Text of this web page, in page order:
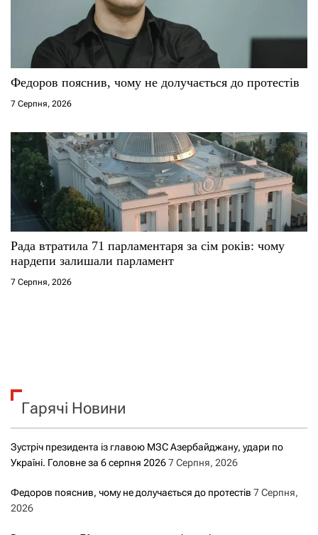
Федоров пояснив, чому не долучається до протестів
7 Серпня, 2026
Рада втратила 71 парламентаря за сім років: чому
нардепи залишали парламент
7 Серпня, 2026
Гарячі Новини
Зустріч президента із главою МЗС Азербайджану, удари по
Україні. Головне за 6 серпня 20267 Серпня, 2026
Федоров пояснив, чому не долучається до протестів 7 Серпня,
2026